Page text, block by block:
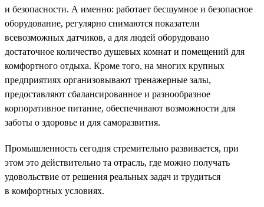
и безопасности. А именно: работает бесшумное и безопасное
оборудование, регулярно снимаются показатели
всевозможных датчиков, а для людей оборудовано
достаточное количество душевых комнат и помещений для
комфортного отдыха. Кроме того, на многих крупных
предприятиях организовывают тренажерные залы,
предоставляют сбалансированное и разнообразное
корпоративное питание, обеспечивают возможности для
заботы о здоровье и для саморазвития.
Промышленность сегодня стремительно развивается, при
этом это действительно та отрасль, где можно получать
удовольствие от решения реальных задач и трудиться
в комфортных условиях.